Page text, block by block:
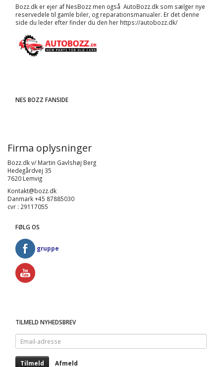
Bozz.dk er ejer af NesBozz men også AutoBozz.dk som sælger nye
reservedele til gamle biler, og reparationsmanualer. Er det denne
side du leder efter finder du den her https://autobozz.dk/
NES BOZZ FANSIDE
Firma oplysninger
Bozz.dk v/ Martin Gavlshøj Berg
Hedegårdvej 35
7620 Lemvig
Kontakt@bozz.dk
Danmark +45 87885030
cvr : 29117055
FØLG OS
gruppe
TILMELD NYHEDSBREV
Email-
adresse
Tilmeld Afmeld